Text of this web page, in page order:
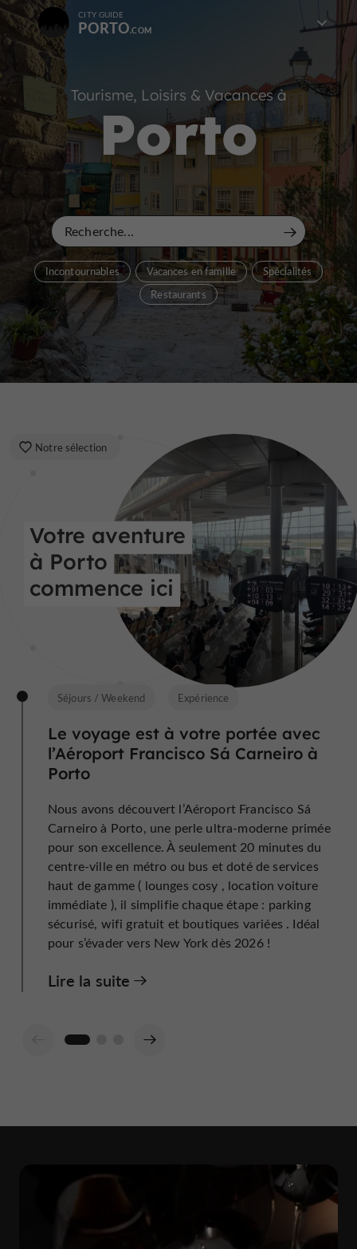
CITY GUIDE
PORTO
Tourisme, Loisirs & Vacances à
Porto
Incontournables Vacances en famille
Spécialités
Restaurants
Notre sélection
Votre aventure
à Porto
commence ici
Séjours / Weekend Expérience
Le voyage est à votre portée avec
l’Aéroport Francisco Sá Carneiro à
Porto
Nous avons découvert l’Aéroport Francisco Sá
Carneiro à Porto, une perle ultra-moderne primée
pour son excellence. À seulement 20 minutes du
centre-ville en métro ou bus et doté de services
haut de gamme ( lounges cosy , location voiture
immédiate ), il simplifie chaque étape : parking
sécurisé, wifi gratuit et boutiques variées . Idéal
pour s’évader vers New York dès 2026 !
Lire la suite